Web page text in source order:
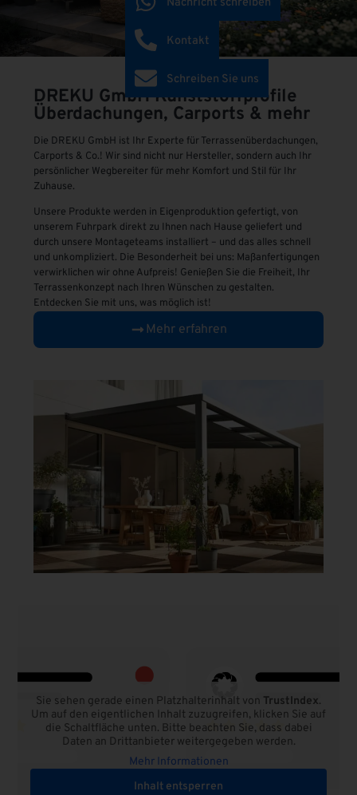
DREKU GmbHKunststoffprofile
Überdachungen, Carports & mehr
Die DREKU GmbH ist Ihr Experte für Terrassenüberdachungen,
Carports & Co.! Wir sind nicht nur Hersteller, sondern auch Ihr
persönlicher Wegbereiter für mehr Komfort und Stil für Ihr
Zuhause.
Unsere Produkte werden in Eigenproduktion gefertigt, von
unserem Fuhrpark direkt zu Ihnen nach Hause geliefert und
durch unsere Montageteams installiert – und das alles schnell
und unkompliziert. Die Besonderheit bei uns: Maßanfertigungen
verwirklichen wir ohne Aufpreis! Genießen Sie die Freiheit, Ihr
Terrassenkonzept nach Ihren Wünschen zu gestalten.
Entdecken Sie mit uns, was möglich ist!
Mehr erfahren
Sie sehen gerade einen Platzhalterinhalt von TrustIndex.
Um auf den eigentlichen Inhalt zuzugreifen, klicken Sie auf
die Schaltfläche unten. Bitte beachten Sie, dass dabei
Daten an Drittanbieter weitergegeben werden.
Mehr Informationen
Inhalt entsperren
Kontakt
Schreiben Sie uns